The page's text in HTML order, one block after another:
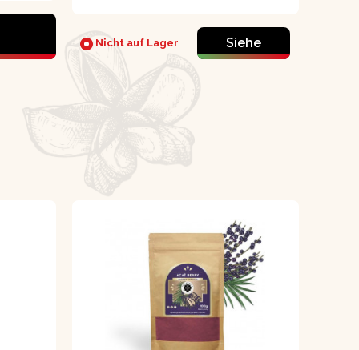
Nicht auf Lager Siehe